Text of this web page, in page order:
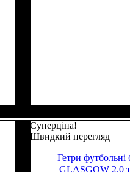
Суперціна!
Швидкий перегляд
Гетри футбольні
GLASGOW 2.0